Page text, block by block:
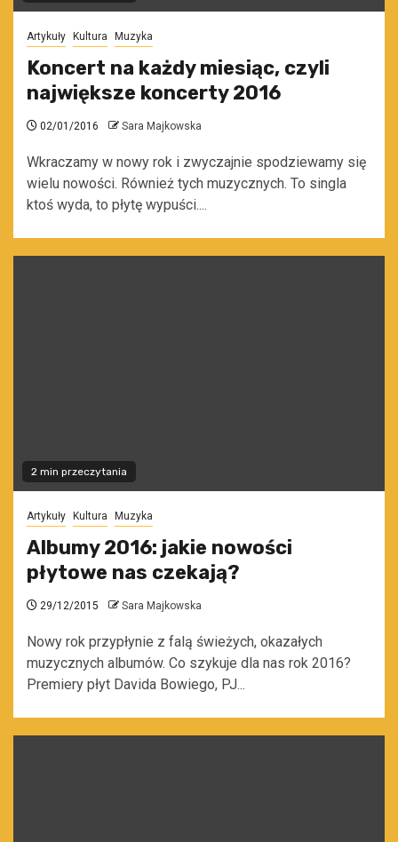
Artykuły Kultura Muzyka
Koncert na każdy miesiąc, czyli
największe koncerty 2016
02/01/2016 Sara Majkowska
Wkraczamy w nowy rok i zwyczajnie spodziewamy się
wielu nowości. Również tych muzycznych. To singla
ktoś wyda, to płytę wypuści....
2 min przeczytania
Artykuły Kultura Muzyka
Albumy 2016: jakie nowości
płytowe nas czekają?
29/12/2015 Sara Majkowska
Nowy rok przypłynie z falą świeżych, okazałych
muzycznych albumów. Co szykuje dla nas rok 2016?
Premiery płyt Davida Bowiego, PJ...